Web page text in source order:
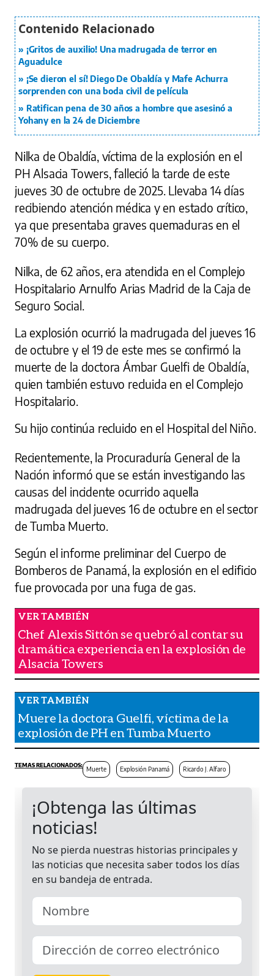
¡Gritos de auxilio! Una madrugada de terror en
Aguadulce
¡Se dieron el sí! Diego De Obaldía y Mafe Achurra
sorprenden con una boda civil de película
Ratifican pena de 30 años a hombre que asesinó a
Yohany en la 24 de Diciembre
Nilka de Obaldía, víctima de la explosión en el
PH Alsacia Towers, falleció la tarde de este
jueves 30 de octubre de 2025. Llevaba 14 días
recibiendo atención médica y en estado crítico,
ya que presentaba graves quemaduras en el
70% de su cuerpo.
Nilka, de 62 años, era atendida en el Complejo
Hospitalario Arnulfo Arias Madrid de la Caja de
Seguro Social.
La explosión ocurrió la madrugada del jueves 16
de octubre y el 19 de este mes se confirmó la
muerte de la doctora Ámbar Guelfi de Obaldía,
quien también estuvo recluida en el Complejo
Hospitalario.
Su hijo continúa recluido en el Hospital del Niño.
Recientemente, la Procuraduría General de la
Nación informó que se están investigando las
causas del incidente ocurrido aquella
madrugada del jueves 16 de octubre en el sector
de Tumba Muerto.
Según el informe preliminar del Cuerpo de
Bomberos de Panamá, la explosión en el edificio
fue provocada por una fuga de gas.
Chef Alexis Sittón se quebró al contar su
dramática experiencia en la explosión de
Alsacia Towers
Muere la doctora Guelfi, víctima de la
explosión de PH en Tumba Muerto
Muerte Explosión Panamá Ricardo J. Alfaro